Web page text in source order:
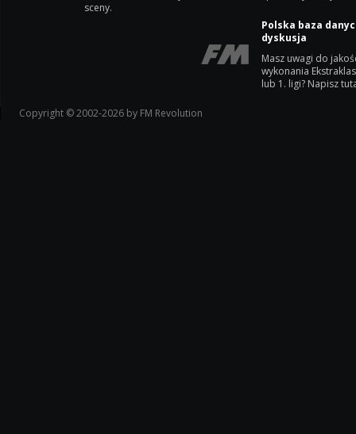
sceny.
Polska baza
dyskusja
Masz uwagi do
wykonania
lub 1. ligi? Napisz
Copyright © 2002-2026 by FM Revolution